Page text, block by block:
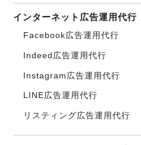
インターネット広告運用代行
Facebook広告運用代行
Indeed広告運用代行
Instagram広告運用代行
LINE広告運用代行
リスティング広告運用代行